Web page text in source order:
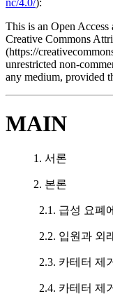
This is an Open
Creative Commons
(https://
unrestricted non-
any medium, provided
MAIN
1. 서론
2. 본론
2.1. 급성 요폐
2.2. 입원과 외
2.3. 카테터 제
2.4. 카테터 제